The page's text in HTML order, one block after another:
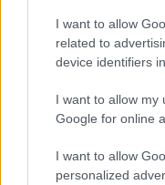
I want to allow
related to
device identifiers
I want to allow my
Google for online
I want to allow
personalized